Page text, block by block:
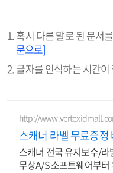
혹시 다른 말로 된 문서
문으로]
글자를 인식하는 시간이
http://
스캐너 라벨 무료증정
장비/소모품의 모든것
스캐너 전국 유지보수/라
무상A/S 소프트웨어부터